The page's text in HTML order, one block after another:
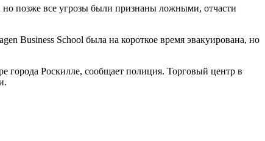
но позже все угрозы были признаны ложными, отчасти
Business School была на короткое время эвакуирована, но
города Роскилле, сообщает полиция. Торговый центр в